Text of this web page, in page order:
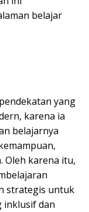
belajar
yang
karena ia
belajarnya
Oleh karena itu,
strategis untuk
inklusif dan